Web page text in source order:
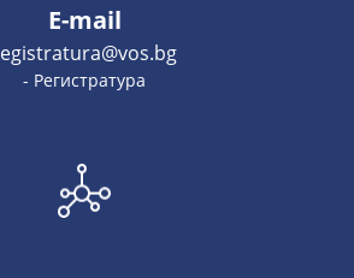
E-mail
- Регистратура